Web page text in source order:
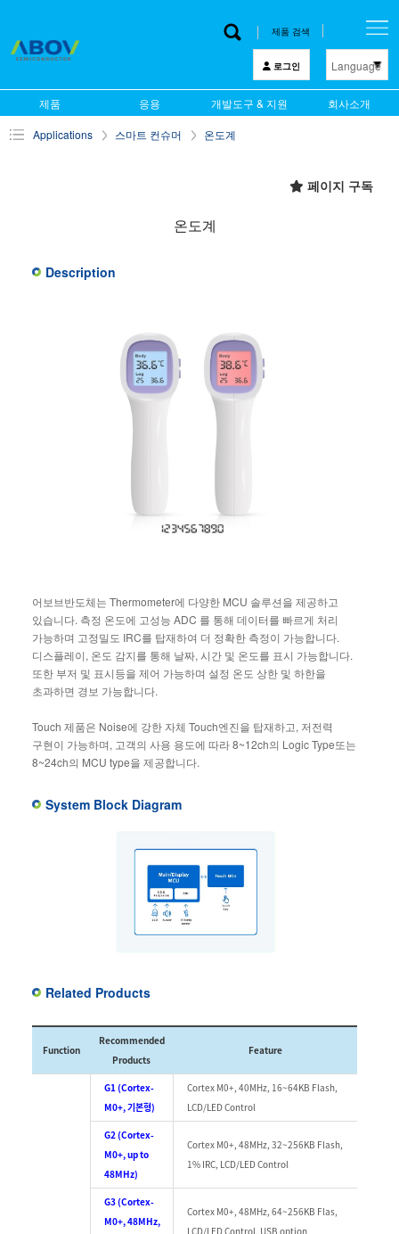
제품 검색
로그인 Language
English
제품 응용 개발도구 & 지원 회사소개
Applications 스마트 컨슈머 온도계
페이지 구독
온도계
Description
어보브반도체는 Thermometer에 다양한 MCU 솔루션을 제공하고
있습니다. 측정 온도에 고성능 ADC 를 통해 데이터를 빠르게 처리
가능하며 고정밀도 IRC를 탑재하여 더 정확한 측정이 가능합니다.
디스플레이, 온도 감지를 통해 날짜, 시간 및 온도를 표시 가능합니다.
또한 부저 및 표시등을 제어 가능하며 설정 온도 상한 및 하한을
초과하면 경보 가능합니다.
Touch 제품은 Noise에 강한 자체 Touch엔진을 탑재하고, 저전력
구현이 가능하며, 고객의 사용 용도에 따라 8~12ch의 Logic Type또는
8~24ch의 MCU type을 제공합니다.
System Block Diagram
Related Products
Function
Recommended
Products
Feature
G1 (Cortex-
M0+, 기본형)
Cortex M0+, 40MHz, 16~64KB Flash,
LCD/LED Control
G2 (Cortex-
M0+, up to
48MHz)
Cortex M0+, 48MHz, 32~256KB Flash,
1% IRC, LCD/LED Control
G3 (Cortex-
M0+, 48MHz,
Cortex M0+, 48MHz, 64~256KB Flas,
LCD/LED Control, USB option